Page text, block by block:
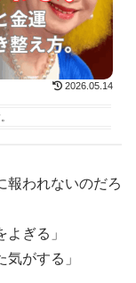
2026.05.14
報われないのだろ
ぎる」
がする」